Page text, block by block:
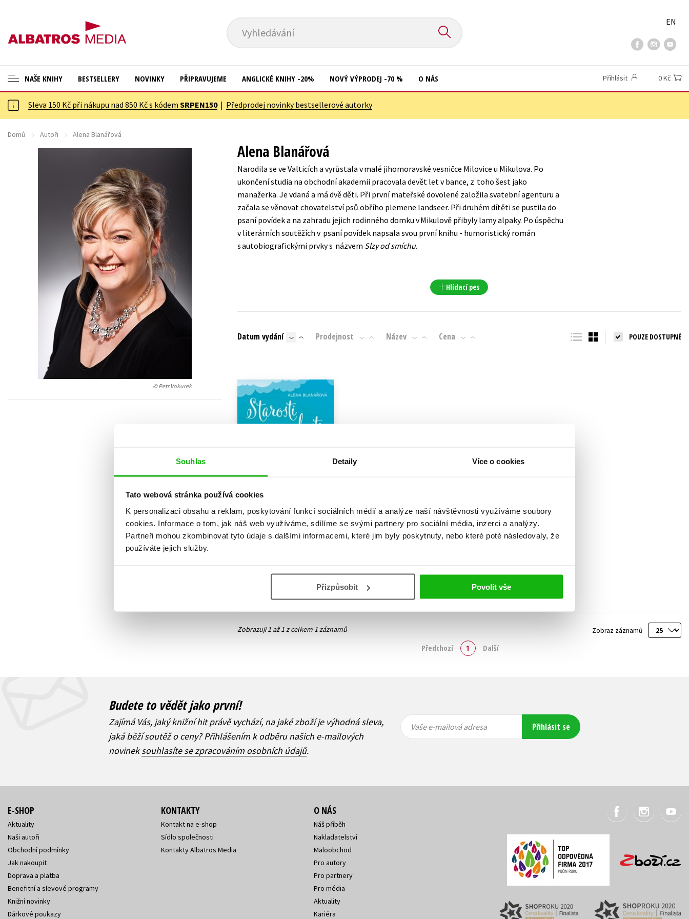
Souhlas Detaily Více o cookies
Tato webová stránka používá cookies
K personalizaci obsahu a reklam, poskytování funkcí sociálních médií a analýze naší návštěvnosti využíváme soubory
cookies. Informace o tom, jak náš web využíváme, sdílíme se svými partnery pro sociální média, inzerci a analýzy.
Partneři mohou zkombinovat tyto údaje s dalšími informacemi, které jim byly poskytnuty, nebo které poté následovaly, že
používáte jejich služby.
Přizpůsobit Povolit vše
Vyhledávání
EN
NAŠE KNIHY
ANGLICKÉ KNIHY -20 %
NOVÝ VÝPRODEJ -70 %
KNIHY S DÁRKEM
🎁DÁRKOVÉ PUBLIKACE
✉️ DÁRKOVÉ POUKAZY
Beletrie pro dospělé
Byznys a ekonomie
Cestování
Dárkové zboží
Esoterika a duchovní svět
Historie a military
Hobby
Jazyky
Kalendáře
Kariéra a osobní rozvoj
Komiks
New Adult
Ostatní
Počítače
Poezie
Populárně - naučná pro dospělé
Populárně - naučné pro děti
Předškoláci
Učebnice
Umění a kultura
Výchova a pedagogika
Young adult
Young adult (SK)
Zahraniční literatura
Zdraví a životní styl
Všechny tituly
BESTSELLERY NOVINKY PŘIPRAVUJEME ANGLICKÉ KNIHY -20% NOVÝ VÝPRODEJ -70 % O NÁS Přihlásit 0 Kč
Sleva 150 Kč při nákupu nad 850 Kč s kódem SRPEN150| Předprodej novinky bestsellerové autorky
Domů Autoři Alena Blanářová
© Petr Vokurek
Alena Blanářová
Narodila se ve Valticích a vyrůstala v malé jihomoravské vesničce Milovice u Mikulova. Po
ukončení studia na obchodní akademii pracovala devět let v bance, z toho šest jako
manažerka. Je vdaná a má dvě děti. Při první mateřské dovolené založila svatební agenturu a
začala se věnovat chovatelství psů obřího plemene landseer. Při druhém dítěti se pustila do
psaní povídek a na zahradu jejich rodinného domku v Mikulově přibyly lamy alpaky. Po úspěchu
v literárních soutěžích v psaní povídek napsala svou první knihu - humoristický román
s autobiografickými prvky s názvem Slzy od smíchu.
Hlídací pes
Datum vydání Prodejnost Název Cena POUZE DOSTUPNÉ
Starosti z radosti
Alena Blanářová
Do košíku
Zobraz záznamů
Zobrazuji 1 až 1 z celkem 1 záznamů
Předchozí 1 Další
Budete to vědět jako první!
Zajímá Vás, jaký knižní hit právě vychází, na jaké zboží je výhodná sleva,
jaká běží soutěž o ceny? Přihlášením k odběru našich e-mailových
novineksouhlasíte se zpracováním osobních údajů.
Vaše e-
mailová
Vaše e-
mailová
Vaše e-mailová adresa Přihlásit se
E-SHOP
Aktuality
Naši autoři
Obchodní podmínky
Jak nakoupit
Doprava a platba
Benefitní a slevové programy
Knižní novinky
Dárkové poukazy
KONTAKTY
Kontakt na e-shop
Sídlo společnosti
Kontakty Albatros Media
O NÁS
Náš příběh
Nakladatelství
Maloobchod
Pro autory
Pro partnery
Pro média
Aktuality
Kariéra